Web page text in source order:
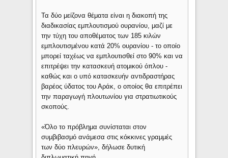
Τα δύο μείζονα θέματα είναι η διακοπή της
διαδικασίας εμπλουτισμού ουρανίου, μαζί με
την τύχη του αποθέματος των 185 κιλών
εμπλουτισμένου κατά 20% ουρανίου - το οποίο
μπορεί ταχέως να εμπλουτισθεί στο 90% και να
επιτρέψει την κατασκευή ατομικού όπλου -
καθώς και ο υπό κατασκευήν αντιδραστήρας
βαρέος ύδατος του Αράκ, ο οποίος θα επιτρέπει
την παραγωγή πλουτωνίου για στρατιωτικούς
σκοπούς.
«Όλο το πρόβλημα συνίσταται στον
συμβιβασμό ανάμεσα στις κόκκινες γραμμές
των δύο πλευρών», δήλωσε δυτική